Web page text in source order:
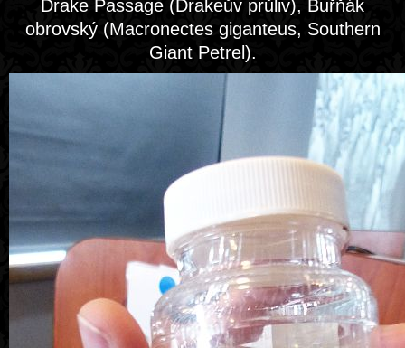
Drake Passage (Drakeův průliv), Buřňák
obrovský (Macronectes giganteus, Southern
Giant Petrel).